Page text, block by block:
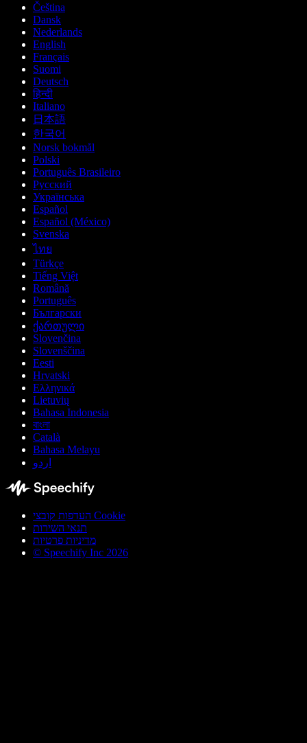
Čeština
Dansk
Nederlands
English
Français
Suomi
Deutsch
हिन्दी
Italiano
日本語
한국어
Norsk bokmål
Polski
Português Brasileiro
Русский
Українська
Español
Español (México)
Svenska
ไทย
Türkçe
Tiếng Việt
Română
Português
Български
ქართული
Slovenčina
Slovenščina
Eesti
Hrvatski
Ελληνικά
Lietuvių
Bahasa Indonesia
বাংলা
Català
Bahasa Melayu
اردو
העדפות קובצי Cookie
תנאי השירות
מדיניות פרטיות
© Speechify Inc 2026